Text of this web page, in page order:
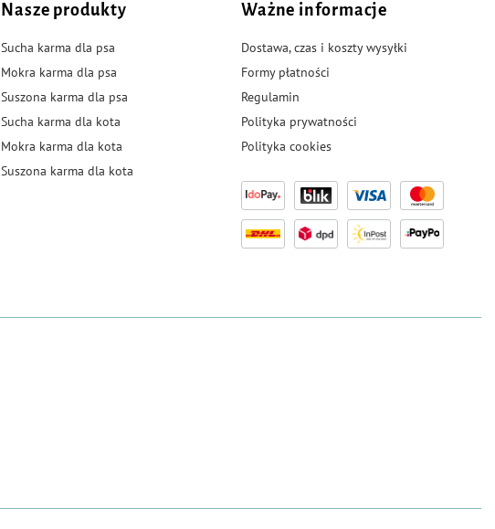
Nasze produkty
Sucha karma dla psa
Mokra karma dla psa
Suszona karma dla psa
Sucha karma dla kota
Mokra karma dla kota
Suszona karma dla kota
Ważne informacje
Dostawa, czas i koszty wysyłki
Formy płatności
Regulamin
Polityka prywatności
Polityka cookies